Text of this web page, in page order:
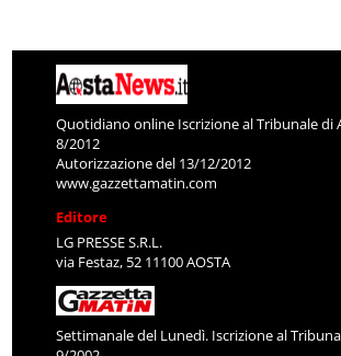
Quotidiano online Iscrizione al Tribunale di
8/2012
Autorizzazione del 13/12/2012
www.gazzettamatin.com
Editore
LG PRESSE S.R.L.
via Festaz, 52 11100 AOSTA
Settimanale del Lunedì. Iscrizione al